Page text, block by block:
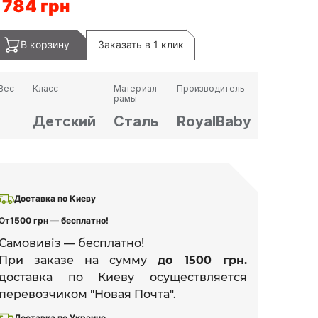
грн
В корзину Заказать в 1 клик
Класс
Детский
Материал
рамы
Сталь
Производитель
RoyalBaby
Доставка по Киеву
1500 грн — бесплатно!
— бесплатно!
заказе на суммудо 1500 грн.
по Киеву осуществляется
"Новая Почта".